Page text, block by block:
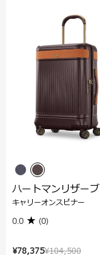
¥104,500
¥78,375
ハートマンリザーブ
キャリーオンスピナー
0.0 (0)